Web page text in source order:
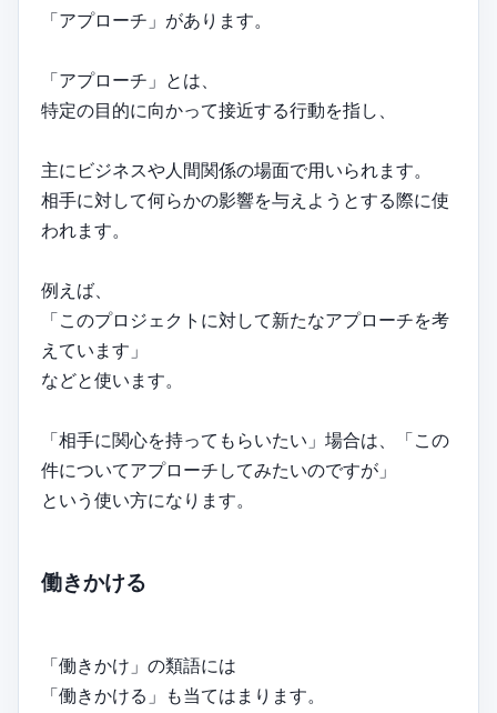
「アプローチ」があります。
「アプローチ」とは、
特定の目的に向かって接近する行動を指し、
主にビジネスや人間関係の場面で用いられます。
相手に対して何らかの影響を与えようとする際に使
われます。
例えば、
「このプロジェクトに対して新たなアプローチを考
えています」
などと使います。
「相手に関心を持ってもらいたい」場合は、「この
件についてアプローチしてみたいのですが」
という使い方になります。
働きかける
「働きかけ」の類語には
「働きかける」も当てはまります。